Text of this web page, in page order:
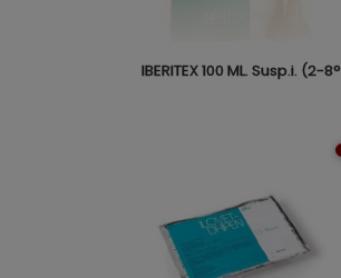
IBERITEX 100 ML. Susp.i. (2-